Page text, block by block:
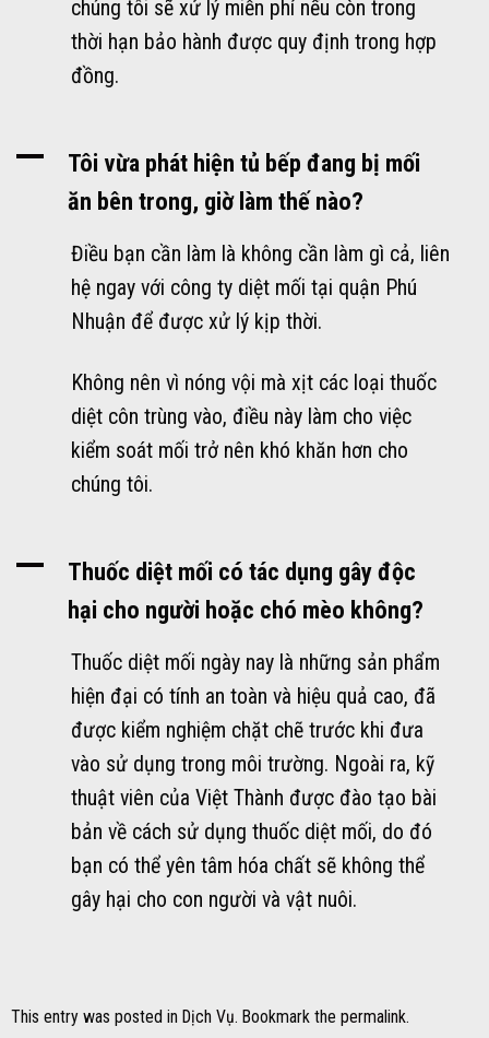
chúng tôi sẽ xử lý miễn phí nếu còn trong
thời hạn bảo hành được quy định trong hợp
đồng.
A
Tôi vừa phát hiện tủ bếp đang bị mối
ăn bên trong, giờ làm thế nào?
Điều bạn cần làm là không cần làm gì cả, liên
hệ ngay với công ty diệt mối tại quận Phú
Nhuận để được xử lý kịp thời.
Không nên vì nóng vội mà xịt các loại thuốc
diệt côn trùng vào, điều này làm cho việc
kiểm soát mối trở nên khó khăn hơn cho
chúng tôi.
A
Thuốc diệt mối có tác dụng gây độc
hại cho người hoặc chó mèo không?
Thuốc diệt mối ngày nay là những sản phẩm
hiện đại có tính an toàn và hiệu quả cao, đã
được kiểm nghiệm chặt chẽ trước khi đưa
vào sử dụng trong môi trường. Ngoài ra, kỹ
thuật viên của Việt Thành được đào tạo bài
bản về cách sử dụng thuốc diệt mối, do đó
bạn có thể yên tâm hóa chất sẽ không thể
gây hại cho con người và vật nuôi.
This entry was posted in Dịch Vụ. Bookmark the permalink.